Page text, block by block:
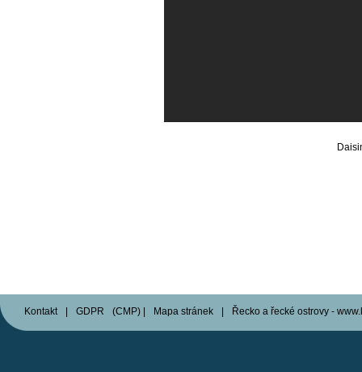
Kontakt GDPR (CMP) Mapa stránek Řecko a řecké ostrovy -